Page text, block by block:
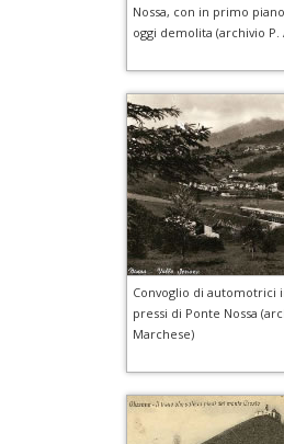
Nossa, con in primo
oggi demolita (archivio P.
Convoglio di automotrici
pressi di Ponte Nossa
Marchese)